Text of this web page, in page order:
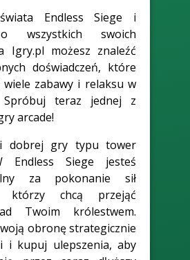
Endless Siege i
wszystkich swoich
Igry.pl możesz znaleźć
doświadczeń, które
wiele zabawy i relaksu w
teraz jednej z
arcade!
dobrej gry typu tower
Endless Siege jesteś
za pokonanie sił
którzy chcą przejąć
Twoim królestwem.
obronę strategicznie
i kupuj ulepszenia, aby